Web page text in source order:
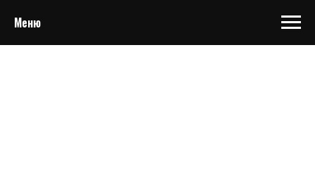
Меню